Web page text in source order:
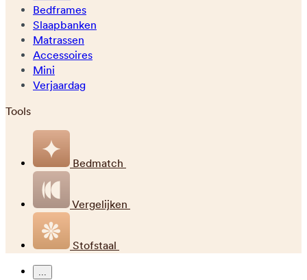
Bedframes
Slaapbanken
Matrassen
Accessoires
Mini
Verjaardag
Tools
Bedmatch
Vergelijken
Stofstaal
...